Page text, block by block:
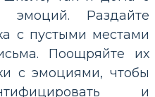
эмоций. Раздайте
с пустыми местами
Поощряйте их
с эмоциями, чтобы
и